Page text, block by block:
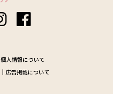
個人情報について
広告掲載について